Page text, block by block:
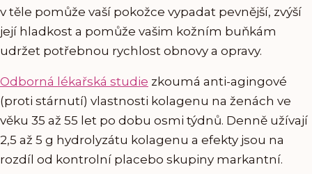
v těle pomůže vaší pokožce vypadat pevnější, zvýší
její hladkost a pomůže vašim kožním buňkám
udržet potřebnou rychlost obnovy a opravy.
Odborná lékařská studie zkoumá anti-agingové
(proti stárnutí) vlastnosti kolagenu na ženách ve
věku 35 až 55 let po dobu osmi týdnů. Denně užívají
2,5 až 5 g hydrolyzátu kolagenu a efekty jsou na
rozdíl od kontrolní placebo skupiny markantní.